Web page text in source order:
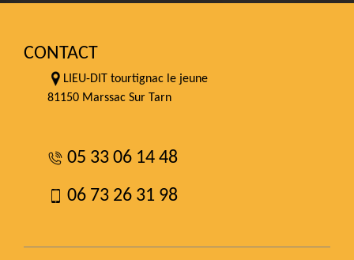
CONTACT
LIEU-DIT tourtignac le jeune
81150 Marssac Sur Tarn
05 33 06 14 48
06 73 26 31 98